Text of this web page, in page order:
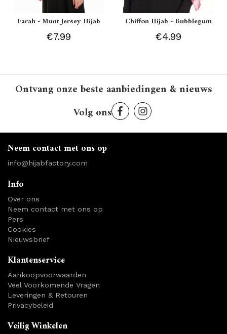
Farah - Munt Jersey Hijab
€7.99
Chiffon Hijab - Bubblegum
€4.99
Ontvang onze beste aanbiedingen & nieuws
Volg ons
Neem contact met ons op
info@hijabfactory.com
Info
Over ons
Neem contact met ons op
Pers
Cookies
Nieuwsbrief
Klantenservice
Aankoopvoorwaarden
Veel Voorkomende Vragen
Leveringen & Retouren
Privacybeleid
Veilig Winkelen